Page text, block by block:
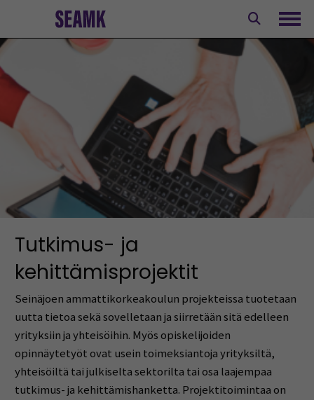
Tutkimus- ja
kehittämisprojektit
Seinäjoen ammattikorkeakoulun projekteissa tuotetaan
uutta tietoa sekä sovelletaan ja siirretään sitä edelleen
yrityksiin ja yhteisöihin. Myös opiskelijoiden
opinnäytetyöt ovat usein toimeksiantoja yrityksiltä,
yhteisöiltä tai julkiselta sektorilta tai osa laajempaa
tutkimus- ja kehittämishanketta. Projektitoimintaa on